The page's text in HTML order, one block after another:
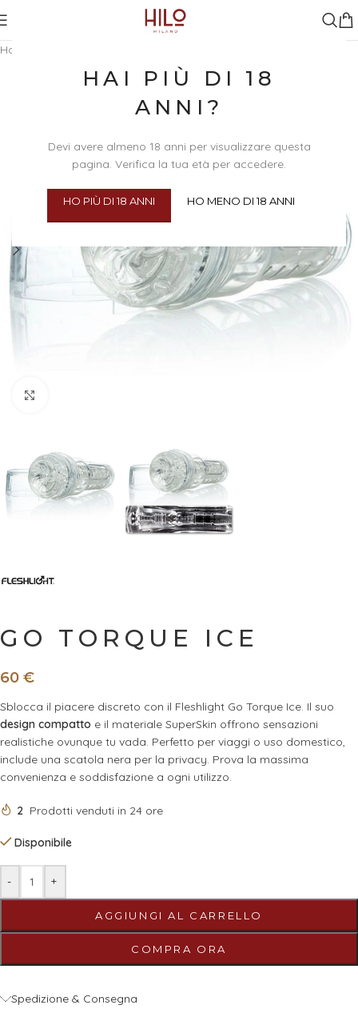
HAI PIÙ DI 18
ANNI?
Devi avere almeno 18 anni per visualizzare questa
pagina. Verifica la tua età per accedere.
HO PIÙ DI 18 ANNI HO MENO DI 18 ANNI
Home
GO TORQUE ICE
60 €
Sblocca il piacere discreto con il Fleshlight Go Torque Ice. Il suo
design compatto e il materiale SuperSkin offrono sensazioni
realistiche ovunque tu vada. Perfetto per viaggi o uso domestico,
include una scatola nera per la privacy. Prova la massima
convenienza e soddisfazione a ogni utilizzo.
2 Prodotti venduti in 24 ore
Disponibile
- +
AGGIUNGI AL CARRELLO
COMPRA ORA
Spedizione & Consegna